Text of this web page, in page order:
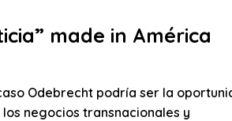
made in América
Odebrecht podría ser la
negocios transnacionales y